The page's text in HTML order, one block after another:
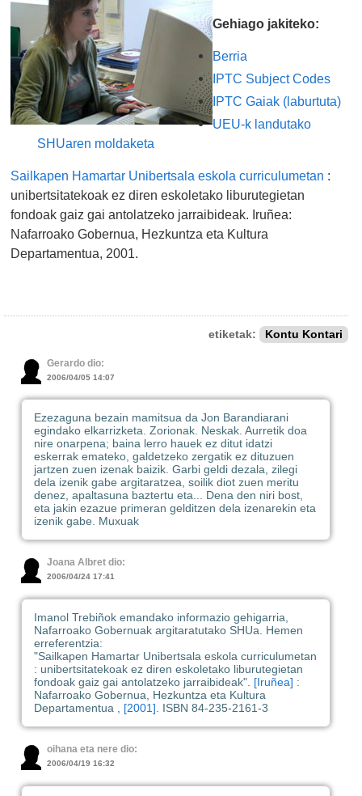
Gehiago jakiteko:
Berria
IPTC Subject Codes
IPTC Gaiak (laburtuta)
UEU-k landutako
SHUaren moldaketa
Sailkapen Hamartar Unibertsala eskola curriculumetan :
unibertsitatekoak ez diren eskoletako liburutegietan
fondoak gaiz gai antolatzeko jarraibideak. Iruñea:
Nafarroako Gobernua, Hezkuntza eta Kultura
Departamentua, 2001.
etiketak: Kontu Kontari
Gerardo dio:
2006/04/05 14:07
Ezezaguna bezain mamitsua da Jon Barandiarani
egindako elkarrizketa. Zorionak. Neskak. Aurretik doa
nire onarpena; baina lerro hauek ez ditut idatzi
eskerrak emateko, galdetzeko zergatik ez dituzuen
jartzen zuen izenak baizik. Garbi geldi dezala, zilegi
dela izenik gabe argitaratzea, soilik diot zuen meritu
denez, apaltasuna baztertu eta... Dena den niri bost,
eta jakin ezazue primeran gelditzen dela izenarekin eta
izenik gabe. Muxuak
Joana Albret dio:
2006/04/24 17:41
Imanol Trebiñok emandako informazio gehigarria,
Nafarroako Gobernuak argitaratutako SHUa. Hemen
erreferentzia:
"Sailkapen Hamartar Unibertsala eskola curriculumetan
: unibertsitatekoak ez diren eskoletako liburutegietan
fondoak gaiz gai antolatzeko jarraibideak". [Iruñea] :
Nafarroako Gobernua, Hezkuntza eta Kultura
Departamentua , [2001]. ISBN 84-235-2161-3
oihana eta nere dio:
2006/04/19 16:32